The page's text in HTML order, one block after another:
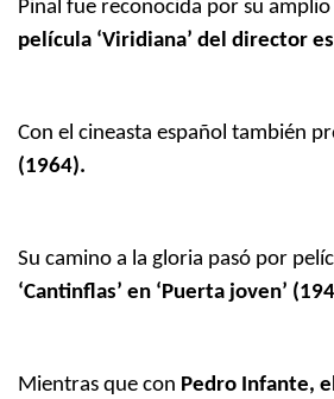
Pinal fue reconocida por su
película ‘Viridiana’ del director
Con el cineasta español también
(1964).
Su camino a la gloria pasó por
‘Cantinflas’ en ‘Puerta joven’
Mientras que con Pedro Infante,